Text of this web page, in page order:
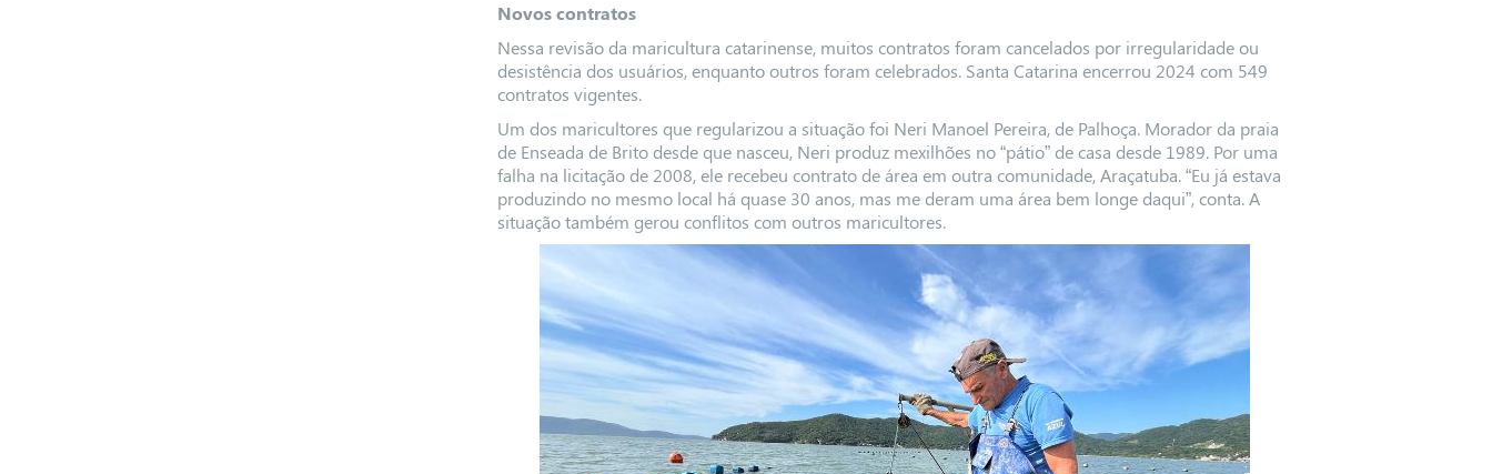
Novos contratos
Nessa revisão da maricultura catarinense, muitos contratos foram cancelados por irregularidade ou
desistência dos usuários, enquanto outros foram celebrados. Santa Catarina encerrou 2024 com 549
contratos vigentes.
Um dos maricultores que regularizou a situação foi Neri Manoel Pereira, de Palhoça. Morador da praia
de Enseada de Brito desde que nasceu, Neri produz mexilhões no “pátio” de casa desde 1989. Por uma
falha na licitação de 2008, ele recebeu contrato de área em outra comunidade, Araçatuba. “Eu já estava
produzindo no mesmo local há quase 30 anos, mas me deram uma área bem longe daqui”, conta. A
situação também gerou conflitos com outros maricultores.